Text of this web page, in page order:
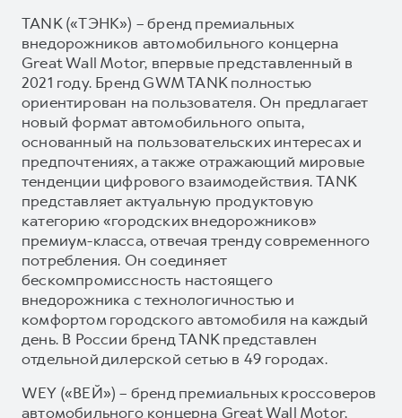
TANK («ТЭНК») – бренд премиальных
внедорожников автомобильного концерна
Great Wall Motor, впервые представленный в
2021 году. Бренд GWM TANK полностью
ориентирован на пользователя. Он предлагает
новый формат автомобильного опыта,
основанный на пользовательских интересах и
предпочтениях, а также отражающий мировые
тенденции цифрового взаимодействия. TANK
представляет актуальную продуктовую
категорию «городских внедорожников»
премиум-класса, отвечая тренду современного
потребления. Он соединяет
бескомпромиссность настоящего
внедорожника с технологичностью и
комфортом городского автомобиля на каждый
день. В России бренд TANK представлен
отдельной дилерской сетью в 49 городах.
WEY («ВЕЙ») – бренд премиальных кроссоверов
автомобильного концерна Great Wall Motor,